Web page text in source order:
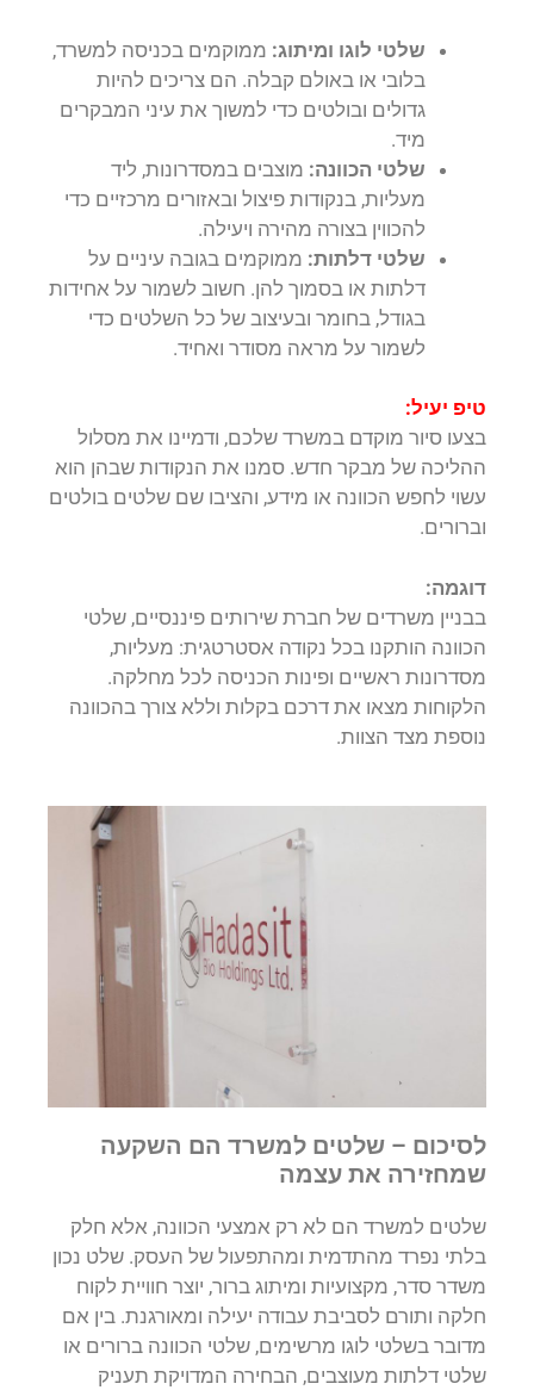
שלטי לוגו ומיתוג: ממוקמים בכניסה למשרד,
בלובי או באולם קבלה. הם צריכים להיות
גדולים ובולטים כדי למשוך את עיני המבקרים
מיד.
שלטי הכוונה: מוצבים במסדרונות, ליד
מעליות, בנקודות פיצול ובאזורים מרכזיים כדי
להכווין בצורה מהירה ויעילה.
שלטי דלתות: ממוקמים בגובה עיניים על
דלתות או בסמוך להן. חשוב לשמור על אחידות
בגודל, בחומר ובעיצוב של כל השלטים כדי
לשמור על מראה מסודר ואחיד.
טיפ יעיל:
בצעו סיור מוקדם במשרד שלכם, ודמיינו את מסלול
ההליכה של מבקר חדש. סמנו את הנקודות שבהן הוא
עשוי לחפש הכוונה או מידע, והציבו שם שלטים בולטים
וברורים.
דוגמה:
בבניין משרדים של חברת שירותים פיננסיים, שלטי
הכוונה הותקנו בכל נקודה אסטרטגית: מעליות,
מסדרונות ראשיים ופינות הכניסה לכל מחלקה.
הלקוחות מצאו את דרכם בקלות וללא צורך בהכוונה
נוספת מצד הצוות.
לסיכום – שלטים למשרד הם השקעה
שמחזירה את עצמה
שלטים למשרד הם לא רק אמצעי הכוונה, אלא חלק
בלתי נפרד מהתדמית ומהתפעול של העסק. שלט נכון
משדר סדר, מקצועיות ומיתוג ברור, יוצר חוויית לקוח
חלקה ותורם לסביבת עבודה יעילה ומאורגנת. בין אם
מדובר בשלטי לוגו מרשימים, שלטי הכוונה ברורים או
שלטי דלתות מעוצבים, הבחירה המדויקת תעניק